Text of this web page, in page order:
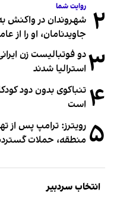
۲ روایت شما
شهروندان در واکنش به
جاویدنامان، او را از
۳ استرالیا شدند
۴ تنباکوی بدون دود
است
۵ رویترز: ترامپ پس از
منطقه، حملات
انتخاب سردبیر